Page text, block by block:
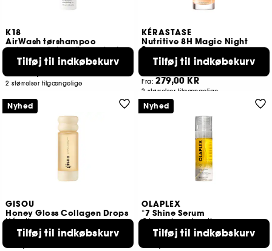
K18
AirWash tørshampoo
reducerer talg + fjerner lugt
1480
2 størrelser tilgængelige
Tilføj til indkøbskurv
KÉRASTASE
Nutritive 8H Magic Night
Serum
Hår serum
Fra:279,00 KR
2 størrelser tilgængelige
Tilføj til indkøbskurv
GISOU
Honey Gloss Collagen Drops
Hårolie
218
209,00 KR
Tilføj til indkøbskurv
Nyhed
OLAPLEX
°7 Shine Serum
Glansgivende olie-serum-mist til håret
470
289,00 KR
Tilføj til indkøbskurv
Nyhed